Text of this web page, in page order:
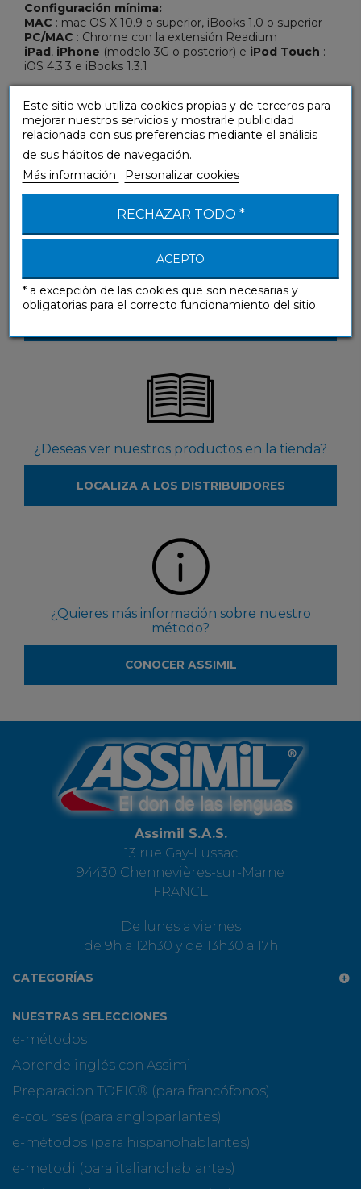
Configuración mínima:
MAC : mac OS X 10.9 o superior, iBooks 1.0 o superior
PC/MAC : Chrome con la extensión Readium
iPad , iPhone (modelo 3G o posterior) e iPod Touch :
iOS 4.3.3 e iBooks 1.3.1
productos?
¿Deseas ver nuestros productos en la tienda?
LOCALIZA A LOS DISTRIBUIDORES
¿Quieres más información sobre nuestro
método?
CONOCER ASSIMIL
Assimil S.A.S.
13 rue Gay-Lussac
94430 Chennevières-sur-Marne
FRANCE
De lunes a viernes
de 9h a 12h30 y de 13h30 a 17h
CATEGORÍAS
NUESTRAS SELECCIONES
e-métodos
Aprende inglés con Assimil
Preparacion TOEIC® (para francófonos)
e-courses (para angloparlantes)
e-métodos (para hispanohablantes)
e-metodi (para italianohablantes)
Este sitio web utiliza cookies propias y de terceros para
mejorar nuestros servicios y mostrarle publicidad
relacionada con sus preferencias mediante el análisis
de sus hábitos de navegación.
Más información
Personalizar cookies
RECHAZAR TODO *
ACEPTO
* a excepción de las cookies que son necesarias y
obligatorias para el correcto funcionamiento del sitio.